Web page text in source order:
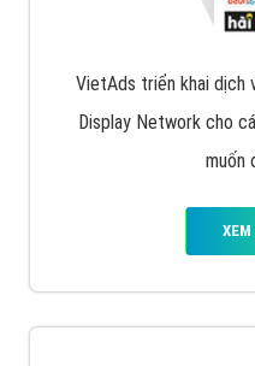
VietAds triển khai dịch
Display Network cho
muốn